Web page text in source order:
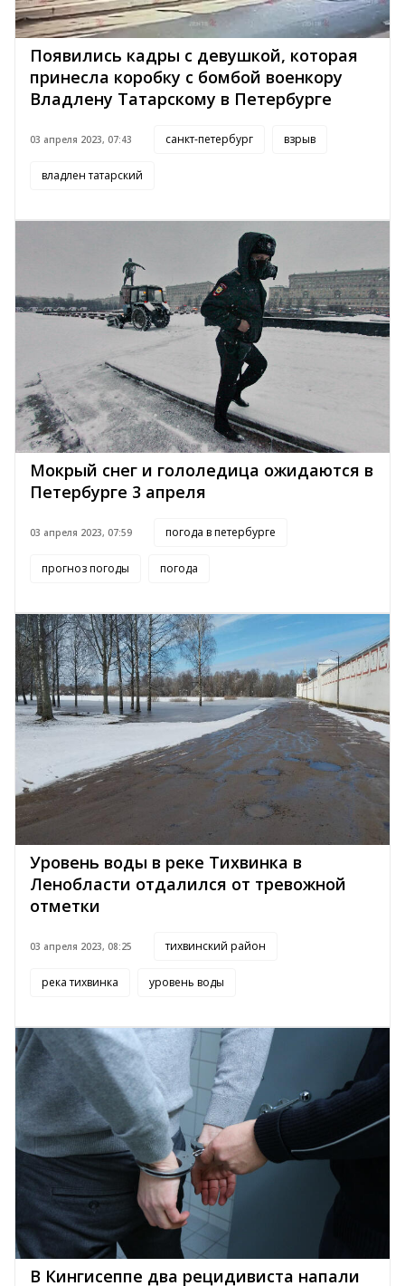
Появились кадры с девушкой, которая
принесла коробку с бомбой военкору
Владлену Татарскому в Петербурге
03 апреля 2023, 07:43 санкт-петербург взрыв
владлен татарский
Мокрый снег и гололедица ожидаются в
Петербурге 3 апреля
03 апреля 2023, 07:59 погода в петербурге
прогноз погоды погода
Уровень воды в реке Тихвинка в
Ленобласти отдалился от тревожной
отметки
03 апреля 2023, 08:25 тихвинский район
река тихвинка уровень воды
В Кингисеппе два рецидивиста напали